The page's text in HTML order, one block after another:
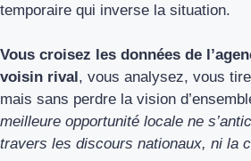
temporaire qui inverse la situation.
Vous croisez les données de
voisin rival, vous analysez, vous
mais sans perdre la vision
meilleure opportunité locale ne
travers les discours nationaux, ni la